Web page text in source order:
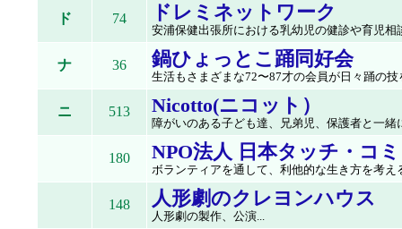
ド 74 ドレミネットワーク
安浦保健出張所における乳幼児の健診や育児相
ナ 36 鍋ひょっとこ踊同好会
生活もさまざまな72〜87才の会員が日々踊の技
ニ 513 Nicotto(ニコット）
障がいのある子ども達、兄弟児、保護者と一緒
180 NPO法人 日本タッチ・コ
ボランティアを通して、利他的な生き方を考え
148 人形劇のクレヨンハウス
人形劇の製作、公演...